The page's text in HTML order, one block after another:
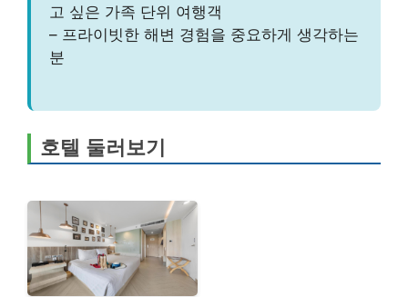
고 싶은 가족 단위 여행객
– 프라이빗한 해변 경험을 중요하게 생각하는
분
호텔 둘러보기